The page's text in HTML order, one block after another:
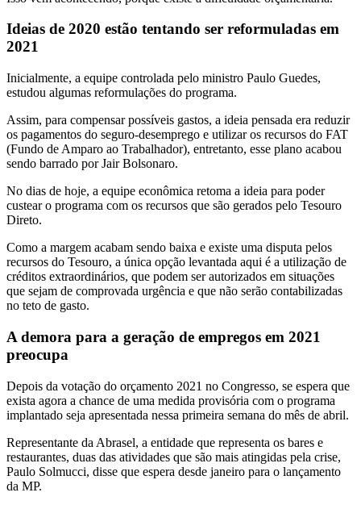
Ideias de 2020 estão tentando ser reformuladas em
2021
Inicialmente, a equipe controlada pelo ministro Paulo Guedes,
estudou algumas reformulações do programa.
Assim, para compensar possíveis gastos, a ideia pensada era reduzir
os pagamentos do seguro-desemprego e utilizar os recursos do FAT
(Fundo de Amparo ao Trabalhador), entretanto, esse plano acabou
sendo barrado por Jair Bolsonaro.
No dias de hoje, a equipe econômica retoma a ideia para poder
custear o programa com os recursos que são gerados pelo Tesouro
Direto.
Como a margem acabam sendo baixa e existe uma disputa pelos
recursos do Tesouro, a única opção levantada aqui é a utilização de
créditos extraordinários, que podem ser autorizados em situações
que sejam de comprovada urgência e que não serão contabilizadas
no teto de gasto.
A demora para a geração de empregos em 2021
preocupa
Depois da votação do orçamento 2021 no Congresso, se espera que
exista agora a chance de uma medida provisória com o programa
implantado seja apresentada nessa primeira semana do mês de abril.
Representante da Abrasel, a entidade que representa os bares e
restaurantes, duas das atividades que são mais atingidas pela crise,
Paulo Solmucci, disse que espera desde janeiro para o lançamento
da MP.